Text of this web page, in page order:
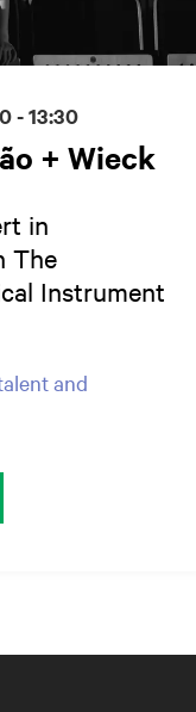
+ Wieck
in
The
Instrument
and
- 13:30